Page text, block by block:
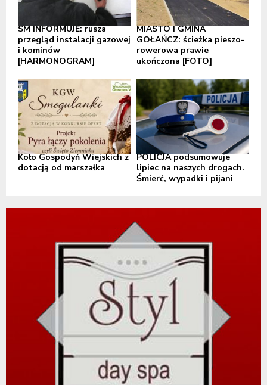
SM INFORMUJE: rusza
przegląd instalacji gazowej
i kominów
[HARMONOGRAM]
MIASTO I GMINA
GOŁAŃCZ: ścieżka pieszo-
rowerowa prawie
ukończona [FOTO]
Koło Gospodyń Wiejskich z
dotacją od marszałka
POLICJA podsumowuje
lipiec na naszych drogach.
Śmierć, wypadki i pijani